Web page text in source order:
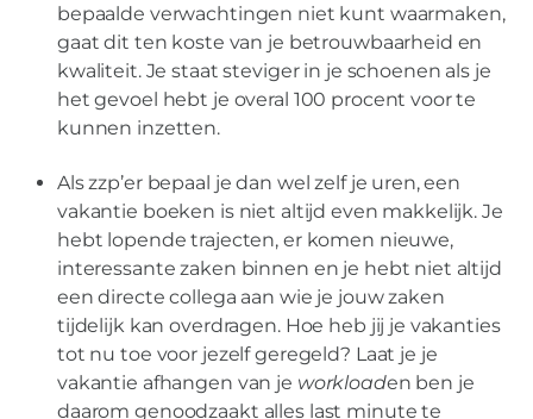
bepaalde verwachtingen niet kunt waarmaken,
gaat dit ten koste van je betrouwbaarheid en
kwaliteit. Je staat steviger in je schoenen als je
het gevoel hebt je overal 100 procent voor te
kunnen inzetten.
Als zzp’er bepaal je dan wel zelf je uren, een
vakantie boeken is niet altijd even makkelijk. Je
hebt lopende trajecten, er komen nieuwe,
interessante zaken binnen en je hebt niet altijd
een directe collega aan wie je jouw zaken
tijdelijk kan overdragen. Hoe heb jij je vakanties
tot nu toe voor jezelf geregeld? Laat je je
vakantie afhangen van je workloaden ben je
daarom genoodzaakt alles last minute te